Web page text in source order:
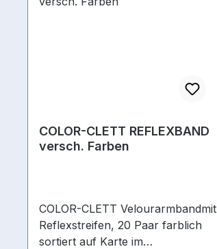
COLOR-CLETT REFLEXBAND
versch. Farben
COLOR-CLETT Velourarmbandmit
Reflexstreifen, 20 Paar farblich
sortiert auf Karte im